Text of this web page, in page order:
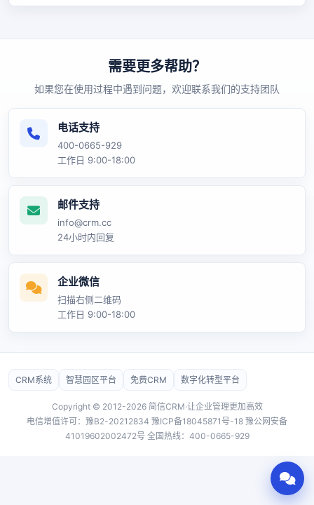
需要更多帮助？
如果您在使用过程中遇到问题，欢迎联系我们的支持团队
电话支持
400-0665-929
工作日 9:00-18:00
邮件支持
info@crm.cc
24小时内回复
企业微信
扫描右侧二维码
工作日 9:00-18:00
CRM系统 智慧园区平台 免费CRM 数字化转型平台
Copyright © 2012-2026 简信CRM·让企业管理更加高效
电信增值许可：豫B2-20212834 豫ICP备18045871号-18 豫公网安备
41019602002472号 全国热线：400-0665-929